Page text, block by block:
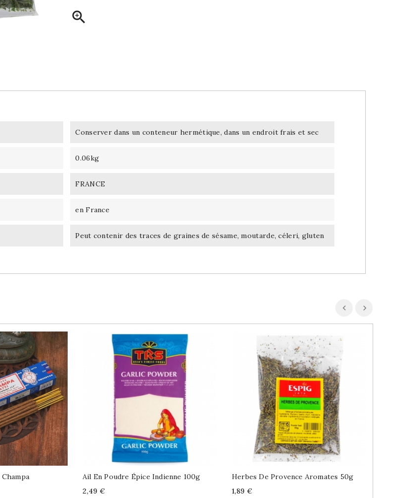

Conserver dans un conteneur hermétique, dans un endroit frais et sec
0.06kg
FRANCE
en France
Peut contenir des traces de graines de sésame, moutarde, céleri, gluten
Ail En Poudre Épice Indienne 100g
Price
2,49 €
Herbes De Provence Aromates 50g
Price
1,89 €